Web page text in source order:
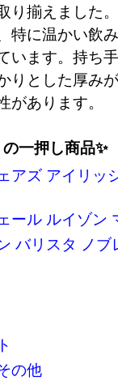
り揃えました
特に温かい飲
います。持ち
りとした厚み
があります。
一押し商品✨
アズ アイリッ
ール ルイゾン
バリスタ ノブ
の他